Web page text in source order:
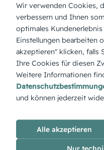
DANKESKARTE
Blankokarte
Produktbeschreibung
Ein „Feuerwerk“ erleuchtet
Wir verwenden Cookies,
verbessern und Ihnen
optimales
Einstellungen bearbeiten
akzeptieren" klicken, falls
Ihre Cookies für diesen
Weitere Informationen
und können jederzeit
Alle akzeptieren